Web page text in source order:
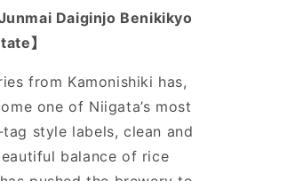
Daiginjo Benikikyo
】
from Kamonishiki has,
one of Niigata’s most
style labels, clean and
balance of rice